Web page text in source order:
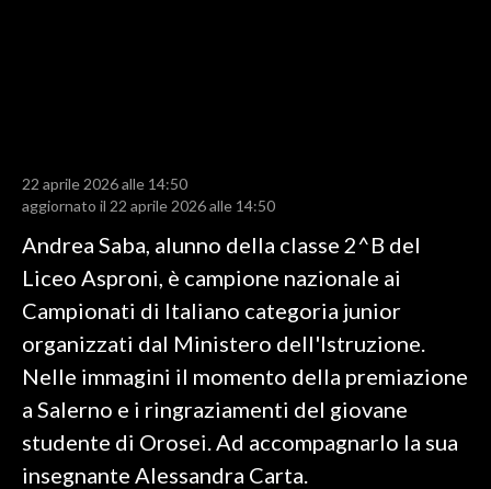
RISULTATI E CLASSIFICHE
CALCIO REGIONALE
BASKET
VOLLEY
MOTORI
TENNIS
ALTRI SPORT
CULTURA
22 aprile 2026 alle 14:50
aggiornato il 22 aprile 2026 alle 14:50
Andrea Saba, alunno della classe 2^B del
Liceo Asproni, è campione nazionale ai
Campionati di Italiano categoria junior
organizzati dal Ministero dell'Istruzione.
Nelle immagini il momento della premiazione
a Salerno e i ringraziamenti del giovane
studente di Orosei. Ad accompagnarlo la sua
insegnante Alessandra Carta.